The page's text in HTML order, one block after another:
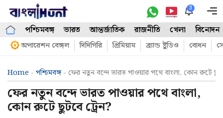
Skip
content
3
পশ্চিমবঙ্গ ভারত আন্তর্জাতিক রাজনীতি খেলা বিনোদন
অপারেশন বেঙ্গল দিদিগিরি প্রিমিয়াম ব্র্যান্ড ষ্টুডিও বোধন
Home - পশ্চিমবঙ্গ- ফের নতুন বন্দে ভারত পাওয়ার পথে বাংলা, কোন রুটে
ফের নতুন বন্দে ভারত পাওয়ার পথে বাংলা,
কোন রুটে ছুটবে ট্রেন?